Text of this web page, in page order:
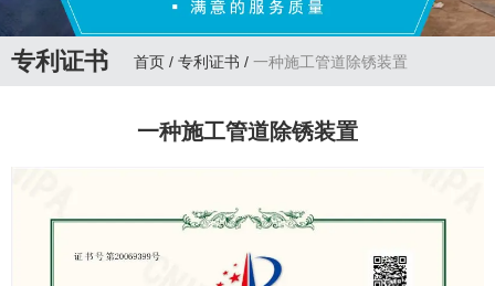
专利证书 首页/专利证书 /一种施工管道除锈装置
一种施工管道除锈装置